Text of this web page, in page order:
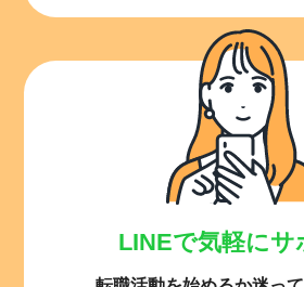
LINEで気軽にサ